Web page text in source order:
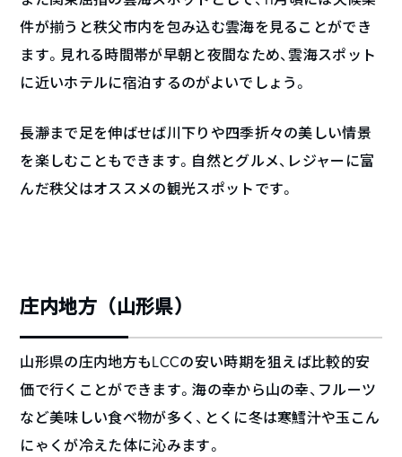
件が揃うと秩父市内を包み込む雲海を見ることができ
ます。見れる時間帯が早朝と夜間なため、雲海スポット
に近いホテルに宿泊するのがよいでしょう。
長瀞まで足を伸ばせば川下りや四季折々の美しい情景
を楽しむこともできます。自然とグルメ、レジャーに富
んだ秩父はオススメの観光スポットです。
庄内地方（山形県）
山形県の庄内地方もLCCの安い時期を狙えば比較的安
価で行くことができます。海の幸から山の幸、フルーツ
など美味しい食べ物が多く、とくに冬は寒鱈汁や玉こん
にゃくが冷えた体に沁みます。